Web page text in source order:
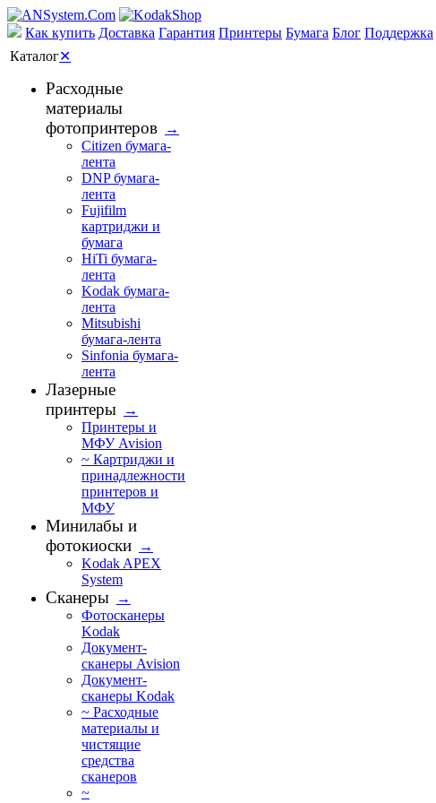
Как купить Доставка Гарантия Принтеры Бумага Блог Поддержка
Каталог✕
Расходные
материалы
фотопринтеров
→
Citizen бумага-
лента
DNP бумага-
лента
Fujifilm
картриджи и
бумага
HiTi бумага-
лента
Kodak бумага-
лента
Mitsubishi
бумага-лента
Sinfonia бумага-
лента
Лазерные
принтеры
→
Принтеры и
МФУ Avision
~ Картриджи и
принадлежности
принтеров и
МФУ
Минилабы и
фотокиоски
→
Kodak APEX
System
Сканеры
→
Фотосканеры
Kodak
Документ-
сканеры Avision
Документ-
сканеры Kodak
~ Расходные
материалы и
чистящие
средства
сканеров
~